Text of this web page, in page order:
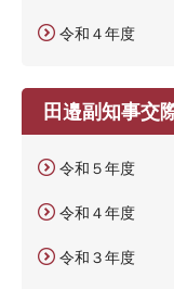
令和４年度
田邉副知事交
令和５年度
令和４年度
令和３年度